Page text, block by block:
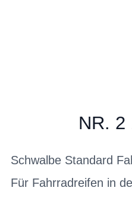
NR. 2
Schwalbe Standard
Für Fahrradreifen in